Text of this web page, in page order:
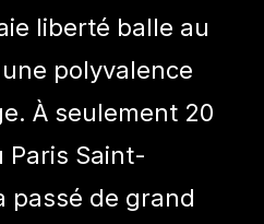
liberté balle au
polyvalence
À seulement 20
Paris Saint-
passé de grand